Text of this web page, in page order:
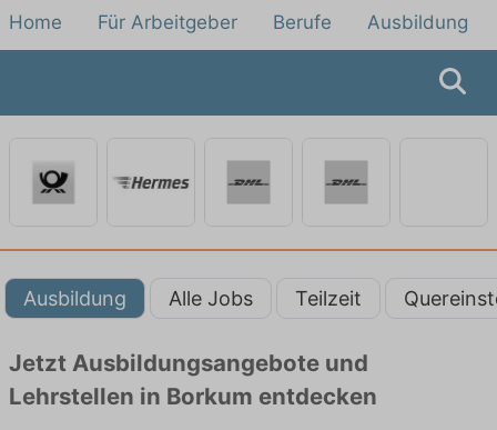
Home Für Arbeitgeber Berufe Ausbildung
Ausbildung Alle Jobs Teilzeit
Jetzt Ausbildungsangebote und
Lehrstellen in Borkum entdecken